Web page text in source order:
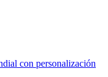
con personalización